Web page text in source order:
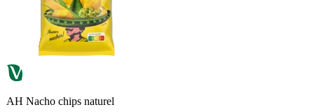
AH Nacho chips naturel